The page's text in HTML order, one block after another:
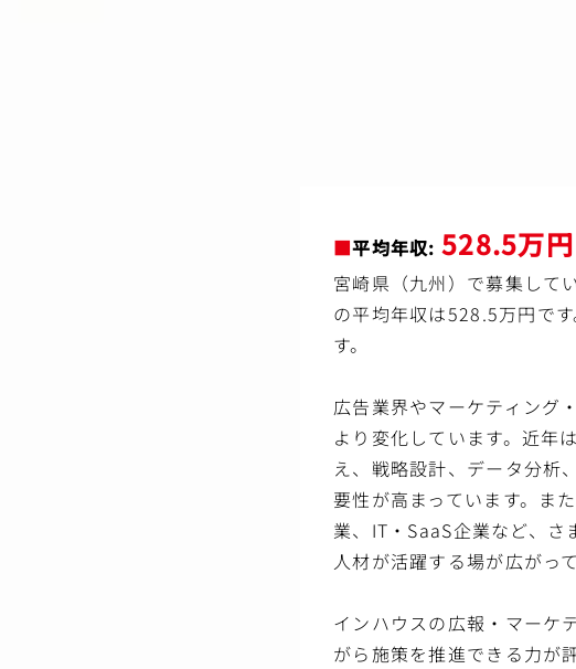
プロダクトを“正しく・強く・長く”
【変更の範囲】会社の定める業務
■平均年収: 528.5万円
宮崎県（九州）で募集して
の平均年収は528.5万円で
す。
広告業界やマーケティング
より変化しています。近年
え、戦略設計、データ分析
要性が高まっています。ま
業、IT・SaaS企業など、
人材が活躍する場が広がって
インハウスの広報・マーケ
がら施策を推進できる力が